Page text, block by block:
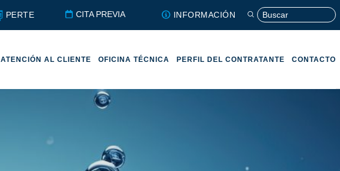
PERTE CITA PREVIA INFORMACIÓN
ATENCIÓN AL CLIENTE OFICINA TÉCNICA PERFIL DEL CONTRATANTE CONTACTO